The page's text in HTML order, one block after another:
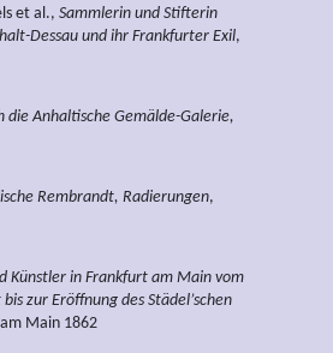
et al., Sammlerin und Stifterin
Dessau und ihr Frankfurter Exil,
die Anhaltische Gemälde-Galerie,
Rembrandt, Radierungen,
Künstler in Frankfurt am Main vom
zur Eröffnung des Städel’schen
Main 1862